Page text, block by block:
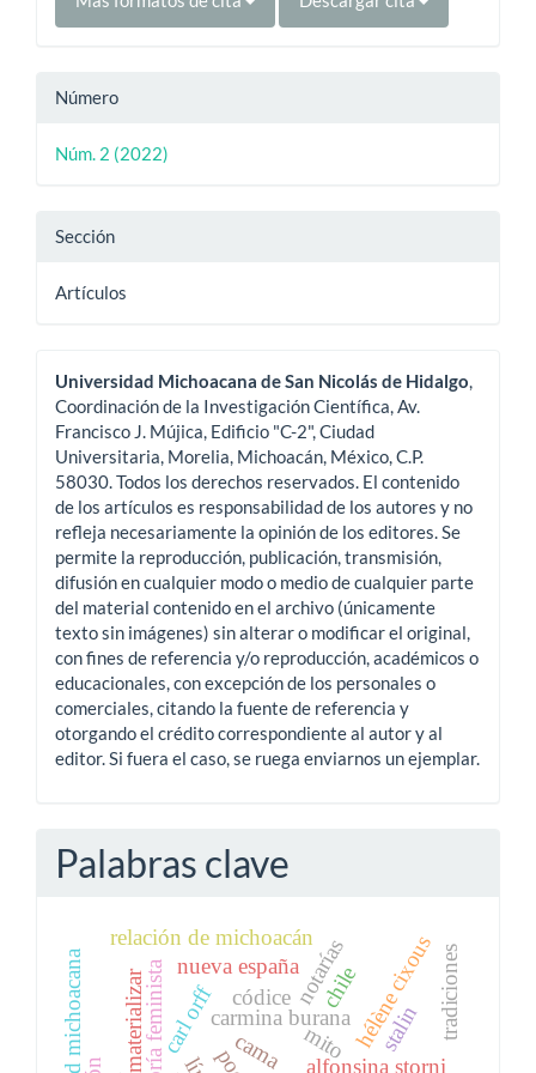
Número
Núm. 2 (2022)
Sección
Artículos
Universidad Michoacana de San Nicolás de Hidalgo,
Coordinación de la Investigación Científica, Av.
Francisco J. Mújica, Edificio "C-2", Ciudad
Universitaria, Morelia, Michoacán, México, C.P.
58030. Todos los derechos reservados. El contenido
de los artículos es responsabilidad de los autores y no
refleja necesariamente la opinión de los editores. Se
permite la reproducción, publicación, transmisión,
difusión en cualquier modo o medio de cualquier parte
del material contenido en el archivo (únicamente
texto sin imágenes) sin alterar o modificar el original,
con fines de referencia y/o reproducción, académicos o
educacionales, con excepción de los personales o
comerciales, citando la fuente de referencia y
otorgando el crédito correspondiente al autor y al
editor. Si fuera el caso, se ruega enviarnos un ejemplar.
Palabras clave
carl orffcarmina burana
mito
alfonsina storni
teoría feminista hélène cixous
materializar tradiciones
nueva españanotarías
cama
relación de michoacán
códice chile
stalin